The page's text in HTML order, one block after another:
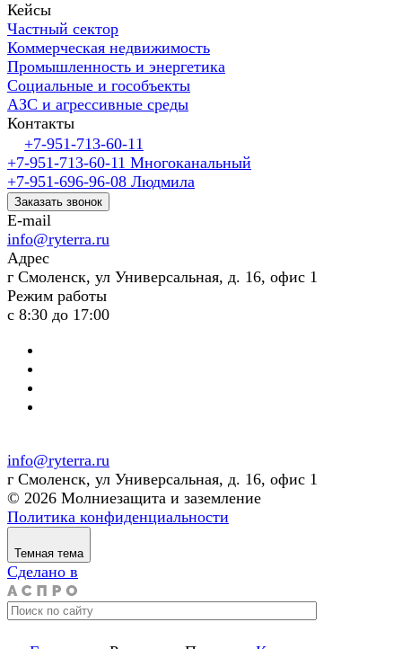
Кейсы
Частный сектор
Коммерческая недвижимость
Промышленность и энергетика
Социальные и гособъекты
АЗС и агрессивные среды
Контакты
+7-951-713-60-11
+7-951-713-60-11 Многоканальный
+7-951-696-96-08 Людмила
Заказать звонок
E-mail
info@ryterra.ru
Адрес
г Смоленск, ул Универсальная, д. 16, офис 1
Режим работы
с 8:30 до 17:00
info@ryterra.ru
г Смоленск, ул Универсальная, д. 16, офис 1
© 2026 Молниезащита и заземление
Политика конфиденциальности
Темная тема
Сделано в